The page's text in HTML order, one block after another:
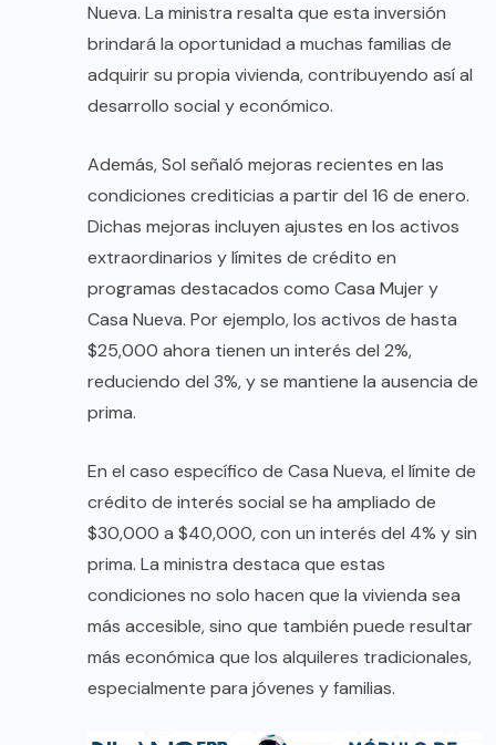
Nueva. La ministra resalta que esta inversión
brindará la oportunidad a muchas familias de
adquirir su propia vivienda, contribuyendo así al
desarrollo social y económico.
Además, Sol señaló mejoras recientes en las
condiciones crediticias a partir del 16 de enero.
Dichas mejoras incluyen ajustes en los activos
extraordinarios y límites de crédito en
programas destacados como Casa Mujer y
Casa Nueva. Por ejemplo, los activos de hasta
$25,000 ahora tienen un interés del 2%,
reduciendo del 3%, y se mantiene la ausencia de
prima.
En el caso específico de Casa Nueva, el límite de
crédito de interés social se ha ampliado de
$30,000 a $40,000, con un interés del 4% y sin
prima. La ministra destaca que estas
condiciones no solo hacen que la vivienda sea
más accesible, sino que también puede resultar
más económica que los alquileres tradicionales,
especialmente para jóvenes y familias.